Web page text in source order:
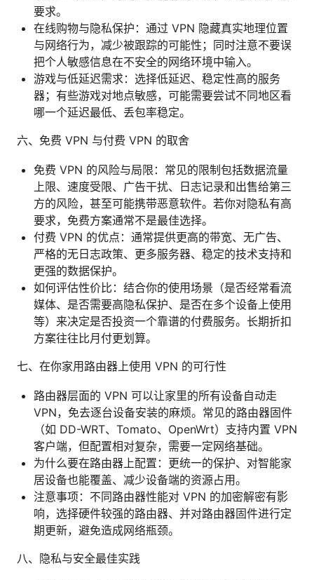
要求。
在线购物与隐私保护：通过 VPN 隐藏真实地理位置
与网络行为，减少被跟踪的可能性；同时注意不要误
把个人敏感信息在不安全的网络环境中输入。
游戏与低延迟需求：选择低延迟、稳定性高的服务
器；有些游戏对地点敏感，可能需要尝试不同地区看
哪一个延迟最低、丢包率稳定。
六、免费 VPN 与付费 VPN 的取舍
免费 VPN 的风险与局限：常见的限制包括数据流量
上限、速度受限、广告干扰、日志记录和出售给第三
方的风险，甚至可能携带恶意软件。若你对隐私有高
要求，免费方案通常不是最佳选择。
付费 VPN 的优点：通常提供更高的带宽、无广告、
严格的无日志政策、更多服务器、稳定的技术支持和
更强的数据保护。
如何评估性价比：结合你的使用场景（是否经常看流
媒体、是否需要高隐私保护、是否在多个设备上使用
等）来决定是否投资一个靠谱的付费服务。长期折扣
方案往往比月付更划算。
七、在你家用路由器上使用 VPN 的可行性
路由器层面的 VPN 可以让家里的所有设备自动走
VPN，免去逐台设备安装的麻烦。常见的路由器固件
（如 DD-WRT、Tomato、OpenWrt）支持内置 VPN
客户端，但配置相对复杂，需要一定网络基础。
为什么要在路由器上配置：更统一的保护、对智能家
居设备也能覆盖、减少设备端的资源占用。
注意事项：不同路由器性能对 VPN 的加密解密有影
响，选择硬件较强的路由器、并对路由器固件进行定
期更新，避免造成网络瓶颈。
八、隐私与安全最佳实践